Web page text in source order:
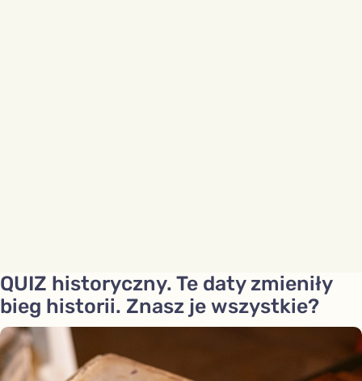
QUIZ historyczny. Te daty zmieniły
bieg historii. Znasz je wszystkie?